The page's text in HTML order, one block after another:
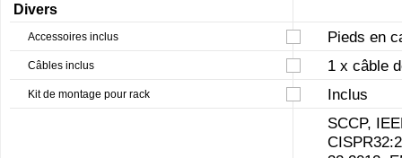
Divers
Accessoires inclus Pieds en
Câbles inclus 1 x câble
Kit de montage pour rack Inclus
SCCP,